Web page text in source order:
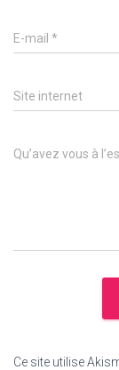
E-mail *
Site internet
Qu’avez vous à
Ce site utilise